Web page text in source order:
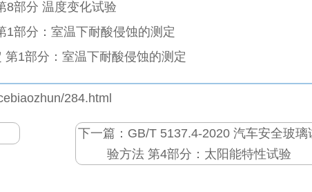
8部分 温度变化试验
1部分：室温下耐酸侵蚀的测定
1部分：室温下耐酸侵蚀的测定
284.html
下一篇： GB/T 5137.4-2020 汽车安全玻璃
验方法 第4部分：太阳能特性试验